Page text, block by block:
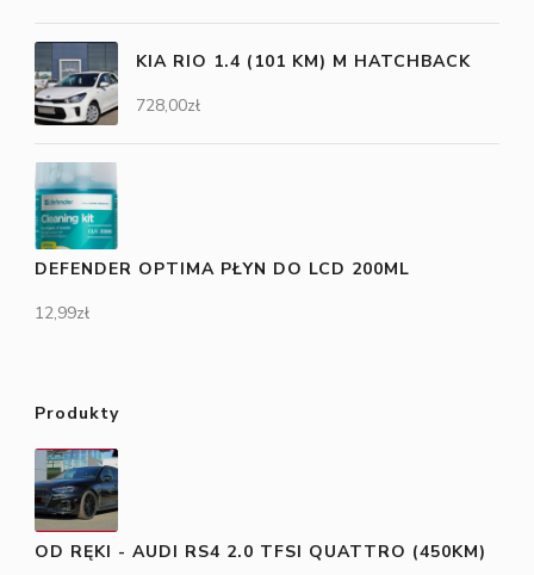
KIA RIO 1.4 (101 KM) M HATCHBACK
728,00zł
DEFENDER OPTIMA PŁYN DO LCD 200ML
12,99zł
Produkty
OD RĘKI - AUDI RS4 2.0 TFSI QUATTRO (450KM)